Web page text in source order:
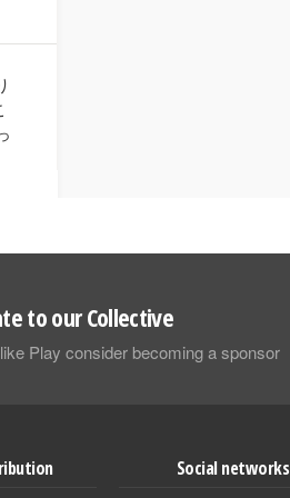
to our Collective
Play consider becoming a sponsor
Social networks